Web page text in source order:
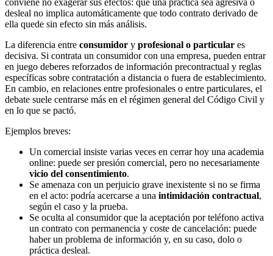
desleal no implica automáticamente que todo contrato derivado de
ella quede sin efecto sin más análisis.
La diferencia entre consumidor y profesional o particular es
decisiva. Si contrata un consumidor con una empresa, pueden entrar
en juego deberes reforzados de información precontractual y reglas
específicas sobre contratación a distancia o fuera de establecimiento.
En cambio, en relaciones entre profesionales o entre particulares, el
debate suele centrarse más en el régimen general del Código Civil y
en lo que se pactó.
Ejemplos breves:
Un comercial insiste varias veces en cerrar hoy una academia
online: puede ser presión comercial, pero no necesariamente
vicio del consentimiento.
Se amenaza con un perjuicio grave inexistente si no se firma
en el acto: podría acercarse a una intimidación contractual,
según el caso y la prueba.
Se oculta al consumidor que la aceptación por teléfono activa
un contrato con permanencia y coste de cancelación: puede
haber un problema de información y, en su caso, dolo o
práctica desleal.